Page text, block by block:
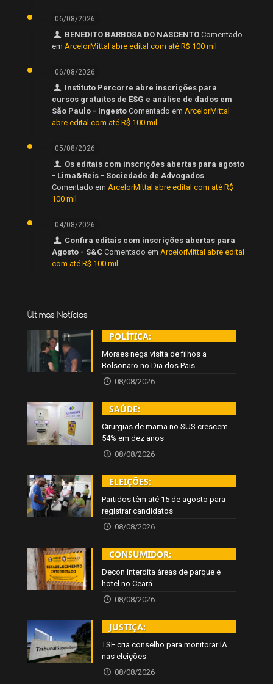
06/08/2026
BENEDITO BARBOSA DO NASCENTO Comentado
em ArcelorMittal abre edital com até R$ 100 mil
06/08/2026
Instituto Percorre abre inscrições para
cursos gratuitos de ESG e análise de dados em
São Paulo - Ingesto Comentado em ArcelorMittal
abre edital com até R$ 100 mil
05/08/2026
Os editais com inscrições abertas para agosto
- Lima&Reis - Sociedade de Advogados
Comentado em ArcelorMittal abre edital com até R$
100 mil
04/08/2026
Confira editais com inscrições abertas para
Agosto - S&C Comentado em ArcelorMittal abre edital
com até R$ 100 mil
Últimas Notícias
POLÍTICA:
Moraes nega visita de filhos a
Bolsonaro no Dia dos Pais
08/08/2026
SAÚDE:
Cirurgias de mama no SUS crescem
54% em dez anos
08/08/2026
ELEIÇÕES:
Partidos têm até 15 de agosto para
registrar candidatos
08/08/2026
CONSUMIDOR:
Decon interdita áreas de parque e
hotel no Ceará
08/08/2026
JUSTIÇA:
TSE cria conselho para monitorar IA
nas eleições
08/08/2026